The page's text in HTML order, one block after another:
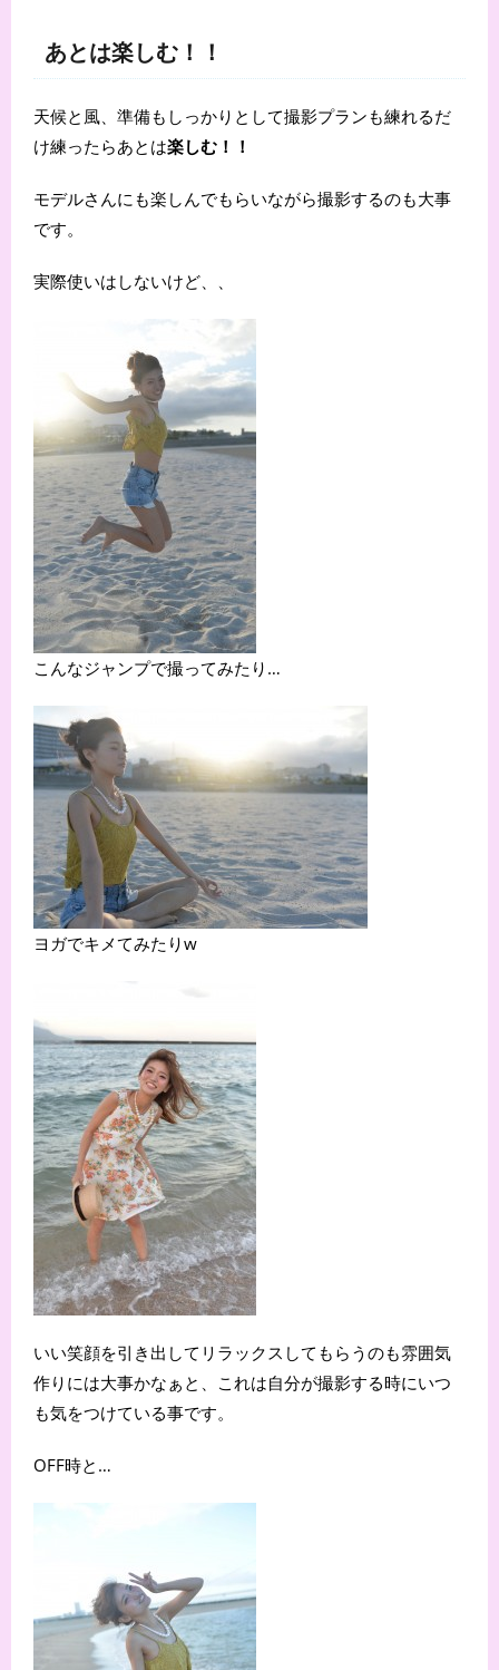
あとは楽しむ！！
天候と風、準備もしっかりとして撮影プランも練れるだ
け練ったらあとは楽しむ！！
モデルさんにも楽しんでもらいながら撮影するのも大事
です。
実際使いはしないけど、、
こんなジャンプで撮ってみたり…
ヨガでキメてみたりw
いい笑顔を引き出してリラックスしてもらうのも雰囲気
作りには大事かなぁと、これは自分が撮影する時にいつ
も気をつけている事です。
OFF時と…